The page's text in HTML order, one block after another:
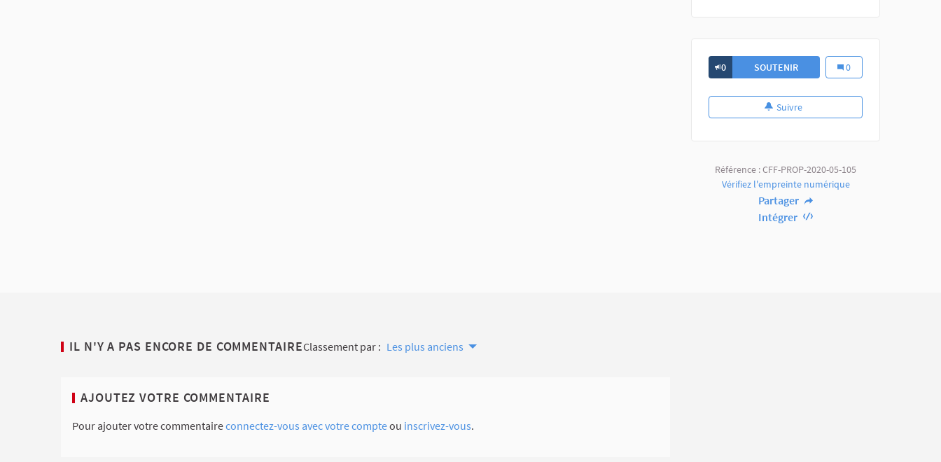
0 SOUTENIR 0
Suivre
Référence : CFF-PROP-2020-05-105
Vérifiez l'empreinte numérique
Partager
Intégrer
IL N'Y A PAS ENCORE DE COMMENTAIREClassement par : Les plus anciens
AJOUTEZ VOTRE COMMENTAIRE
Pour ajouter votre commentaireconnectez-vous avec votre compteou inscrivez-vous.